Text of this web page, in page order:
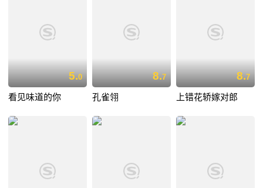
5.0
看见味道的你
8.7
孔雀翎
8.7
上错花轿嫁对郎